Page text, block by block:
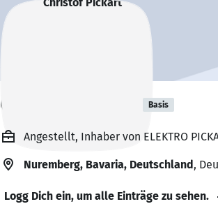
Christof Pickart Basis
Angestellt, Inhaber von ELEKTRO
Nuremberg, Bavaria, Deutschland,
Logg Dich ein, um alle Einträge zu sehen.